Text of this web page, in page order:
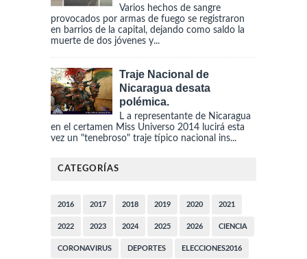
Varios hechos de sangre
provocados por armas de fuego se registraron
en barrios de la capital, dejando como saldo la
muerte de dos jóvenes y...
Traje Nacional de
Nicaragua desata
polémica.
L a representante de Nicaragua
en el certamen Miss Universo 2014 lucirá esta
vez un "tenebroso" traje típico nacional ins...
CATEGORÍAS
2016 2017 2018 2019 2020 2021
2022 2023 2024 2025 2026 CIENCIA
CORONAVIRUS DEPORTES ELECCIONES2016